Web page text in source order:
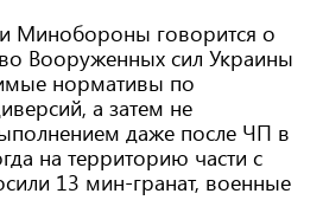
Минобороны говорится о
Вооруженных сил Украины
нормативы по
а затем не
даже после ЧП в
на территорию части с
13 мин-гранат, военные